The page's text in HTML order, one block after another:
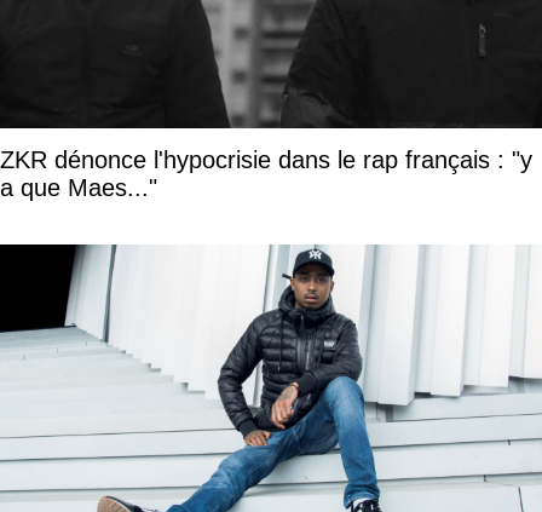
ZKR dénonce l'hypocrisie dans le rap français : "y
a que Maes..."